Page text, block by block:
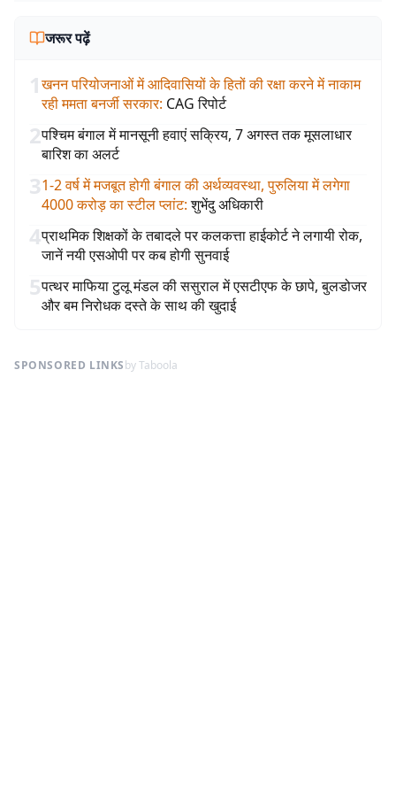
जरूर पढ़ें
1खनन परियोजनाओं में आदिवासियों के हितों की रक्षा करने में नाकाम
रही ममता बनर्जी सरकार: CAG रिपोर्ट
2पश्चिम बंगाल में मानसूनी हवाएं सक्रिय, 7 अगस्त तक मूसलाधार
बारिश का अलर्ट
31-2 वर्ष में मजबूत होगी बंगाल की अर्थव्यवस्था, पुरुलिया में लगेगा
4000 करोड़ का स्टील प्लांट: शुभेंदु अधिकारी
4प्राथमिक शिक्षकों के तबादले पर कलकत्ता हाईकोर्ट ने लगायी रोक,
जानें नयी एसओपी पर कब होगी सुनवाई
5पत्थर माफिया टुलू मंडल की ससुराल में एसटीएफ के छापे, बुलडोजर
और बम निरोधक दस्ते के साथ की खुदाई
SPONSORED LINKSby Taboola